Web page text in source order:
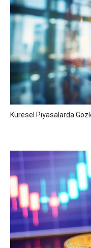
Küresel Piyasalarda